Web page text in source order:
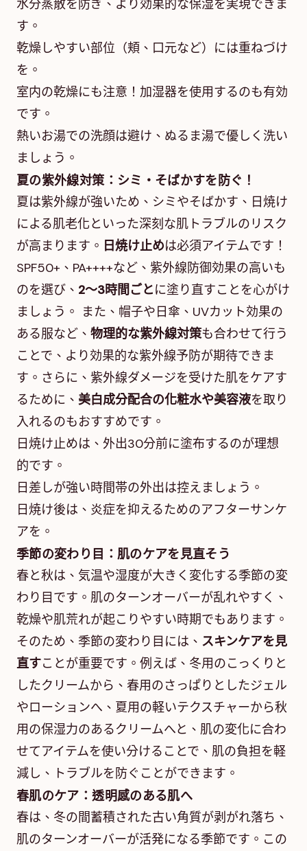
水分蒸散を防ぎ、より効果的な保湿を実現できま
す。
乾燥しやすい部位（頬、口元など）には重ねづけ
を。
室内の乾燥にも注意！加湿器を使用するのも有効
です。
熱いお湯での洗顔は避け、ぬるま湯で優しく洗い
ましょう。
夏の紫外線対策：シミ・そばかすを防ぐ！
夏は紫外線が強いため、シミやそばかす、日焼け
による肌老化といった深刻な肌トラブルのリスク
が高まります。 日焼け止めは必須アイテムです！
SPF50+、PA++++など、紫外線防御効果の高いも
のを選び、 2～3時間ごとに塗り直すことを心がけ
ましょう。 また、帽子や日傘、UVカット効果の
ある服など、 物理的な紫外線対策も合わせて行う
ことで、より効果的な紫外線予防が期待できま
す。さらに、紫外線ダメージを受けた肌をケアす
るために、 美白成分配合の化粧水や美容液を取り
入れるのもおすすめです。
日焼け止めは、外出30分前に塗布するのが理想
的です。
日差しが強い時間帯の外出は控えましょう。
日焼け後は、炎症を抑えるためのアフターサンケ
アを。
季節の変わり目：肌のケアを見直そう
春と秋は、気温や湿度が大きく変化する季節の変
わり目です。肌のターンオーバーが乱れやすく、
乾燥や肌荒れが起こりやすい時期でもあります。
そのため、季節の変わり目には、 スキンケアを見
直すことが重要です。例えば、冬用のこっくりと
したクリームから、春用のさっぱりとしたジェル
やローションへ、夏用の軽いテクスチャーから秋
用の保湿力のあるクリームへと、肌の変化に合わ
せてアイテムを使い分けることで、肌の負担を軽
減し、トラブルを防ぐことができます。
春肌のケア：透明感のある肌へ
春は、冬の間蓄積された古い角質が剥がれ落ち、
肌のターンオーバーが活発になる季節です。この